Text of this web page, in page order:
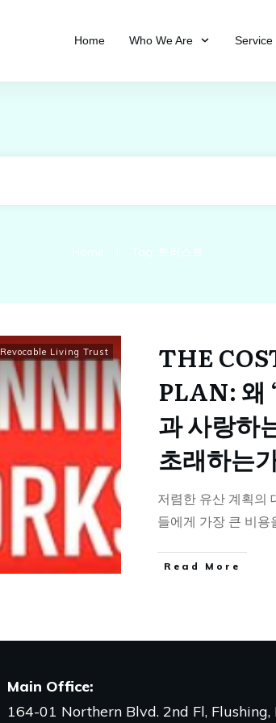
Home Who We Are Service
| Tag: 트러스트
Revocable Living Trust
THE
PLAN: 왜
과 사랑하
초래하는
저렴한 유산 계획의
들에게 가장 큰 비용
Read More
Main Office:
164-01 Northern Blvd. 2nd Fl, Flushing,